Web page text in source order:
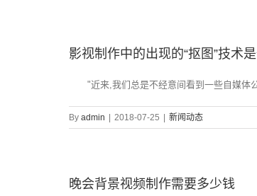
影视制作中的出现的“抠图”技术
"近来,我们总是不经意间看到一些自媒体公
By admin | 2018-07-25 | 新闻动态
晚会背景视频制作需要多少钱